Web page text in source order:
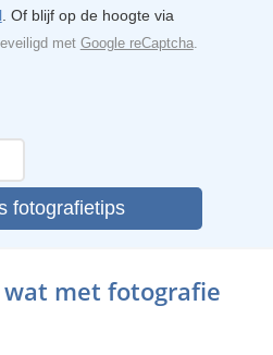
. Of blijf op de hoogte via
met Google reCaptcha.
fotografietips
met fotografie